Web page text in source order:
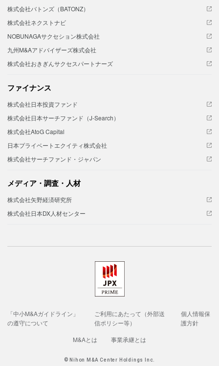
株式会社バトンズ（BATONZ）
株式会社ネクストナビ
NOBUNAGAサクセション株式会社
九州M&Aアドバイザーズ株式会社
株式会社おきぎんサクセスパートナーズ
ファイナンス
株式会社日本投資ファンド
株式会社日本サーチファンド（J-Search）
株式会社AtoG Capital
日本プライベートエクイティ株式会社
株式会社サーチファンド・ジャパン
メディア・調査・人材
株式会社矢野経済研究所
株式会社日本DX人材センター
「中小M&Aガイドライン」
の遵守について
ご利用にあたって（外部送
信ポリシー等）
個人情報保
護方針
M&Aとは
事業承継とは
© Nihon M&A Center Holdings Inc.